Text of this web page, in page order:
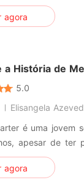
vivia entre
abaixaria a
agora
a História de
5.0
Elisangela
é uma jovem
apesar de ter
de viver, vai
forte para
agora